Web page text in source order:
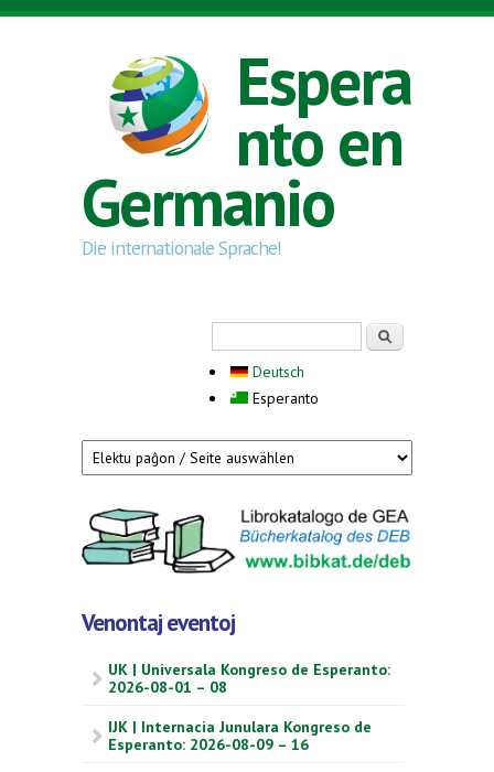
Skip to main content
Espera
nto en
Germanio
Die internationale Sprache!
Deutsch
Esperanto
Venontaj eventoj
UK | Universala Kongreso de Esperanto:
2026-08-01 – 08
IJK | Internacia Junulara Kongreso de
Esperanto: 2026-08-09 – 16